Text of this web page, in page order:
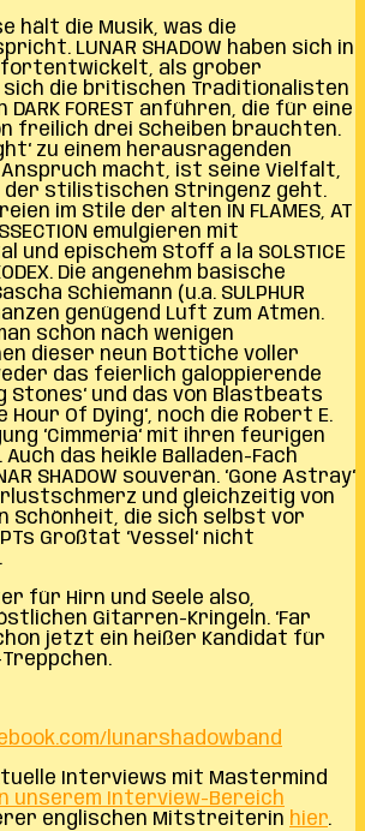
hält die Musik, was die
LUNAR SHADOW haben sich in
fortentwickelt, als grober
sich die britischen Traditionalisten
DARK FOREST anführen, die für eine
freilich drei Scheiben brauchten.
zu einem herausragenden
macht, ist seine Vielfalt,
der stilistischen Stringenz geht.
im Stile der alten IN FLAMES, AT
emulgieren mit
und epischem Stoff a la SOLSTICE
Die angenehm basische
Schiemann (u.a. SULPHUR
genügend Luft zum Atmen.
schon nach wenigen
dieser neun Bottiche voller
das feierlich galoppierende
Stones‘ und das von Blastbeats
Of Dying‘, noch die Robert E.
‘Cimmeria‘ mit ihren feurigen
das heikle Balladen-Fach
SHADOW souverän. ‘Gone Astray‘
und gleichzeitig von
Schönheit, die sich selbst vor
Großtat ‘Vessel‘ nicht
für Hirn und Seele also,
Gitarren-Kringeln. ‘Far
jetzt ein heißer Kandidat für
lunarshadowband
Interviews mit Mastermind
unserem Interview-Bereich
englischen Mitstreiterin hier.